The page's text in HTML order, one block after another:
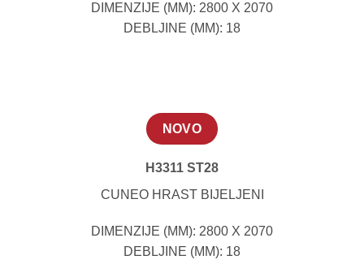
DIMENZIJE (MM): 2800 X 2070
DEBLJINE (MM): 18
NOVO
H3311 ST28
CUNEO HRAST BIJELJENI
DIMENZIJE (MM): 2800 X 2070
DEBLJINE (MM): 18